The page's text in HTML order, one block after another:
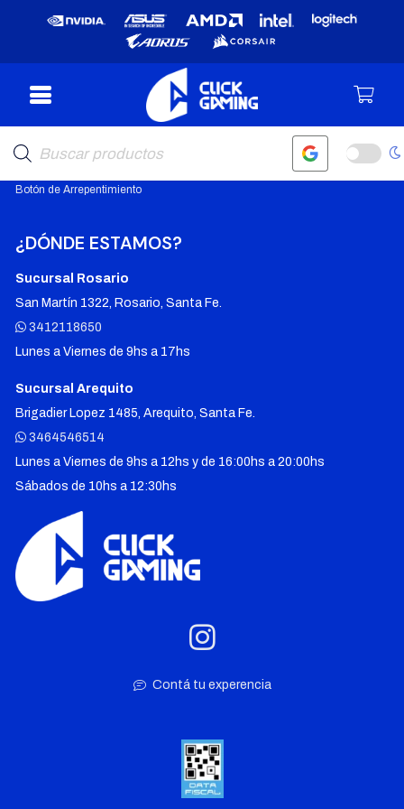
de
productos
Garantías
Términos y Condiciones
Botón de Arrepentimiento
¿DÓNDE ESTAMOS?
Sucursal Rosario
San Martín 1322, Rosario, Santa Fe.
3412118650
Lunes a Viernes de 9hs a 17hs
Sucursal Arequito
Brigadier Lopez 1485, Arequito, Santa Fe.
3464546514
Lunes a Viernes de 9hs a 12hs y de 16:00hs a 20:00hs
Sábados de 10hs a 12:30hs
Contá tu experencia